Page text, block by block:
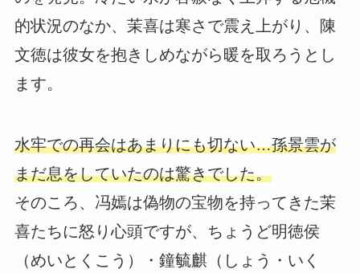
的状況のなか、茉喜は寒さで震え上がり、陳
文徳は彼女を抱きしめながら暖を取ろうとし
ます。
水牢での再会はあまりにも切ない…孫景雲が
まだ息をしていたのは驚きでした。
そのころ、冯嫣は偽物の宝物を持ってきた茉
喜たちに怒り心頭ですが、ちょうど明徳侯
（めいとくこう）・鐘毓麒（しょう・いく